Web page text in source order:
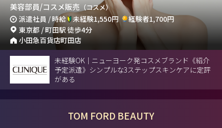
美容部員/コスメ販売 （コスメ）
派遣社員 / 時給 未経験1,550円
経験者1,700円
東京都 / 町田駅 徒歩4分
小田急百貨店町田店
未経験OK｜ニューヨーク発コスメブランド《紹介
予定派遣》シンプルな3ステップスキンケアに定評
がある
TOM FORD BEAUTY